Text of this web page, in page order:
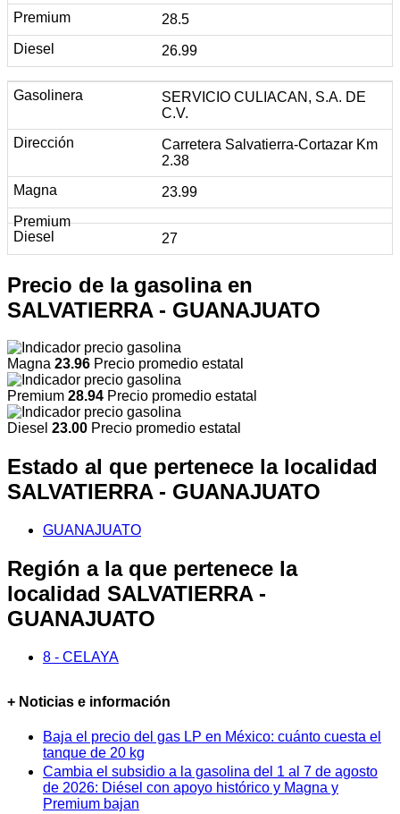
28.5
26.99
SERVICIO CULIACAN, S.A. DE
C.V.
Carretera Salvatierra-Cortazar Km
2.38
23.99
27
Precio de la gasolina en
SALVATIERRA - GUANAJUATO
Magna 23.96 Precio promedio estatal
Premium 28.94 Precio promedio estatal
Diesel 23.00 Precio promedio estatal
Estado al que pertenece la localidad
SALVATIERRA - GUANAJUATO
GUANAJUATO
Región a la que pertenece la
localidad SALVATIERRA -
GUANAJUATO
8 - CELAYA
+ Noticias e información
Baja el precio del gas LP en México: cuánto cuesta el
tanque de 20 kg
Cambia el subsidio a la gasolina del 1 al 7 de agosto
de 2026: Diésel con apoyo histórico y Magna y
Premium bajan